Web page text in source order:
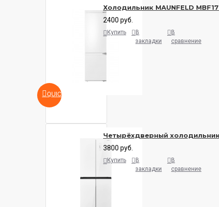
QUICKVIEW
Холодильник MAUNFELD
2400 руб.
Купить
В
закладки
В
сравнение
Четырёхдверный холодильник
3800 руб.
Купить
В
закладки
В
сравнение